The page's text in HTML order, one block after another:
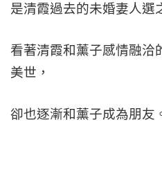
是清霞過去的未婚妻人選
看著清霞和薰子感情融洽
美世，
卻也逐漸和薰子成為朋友